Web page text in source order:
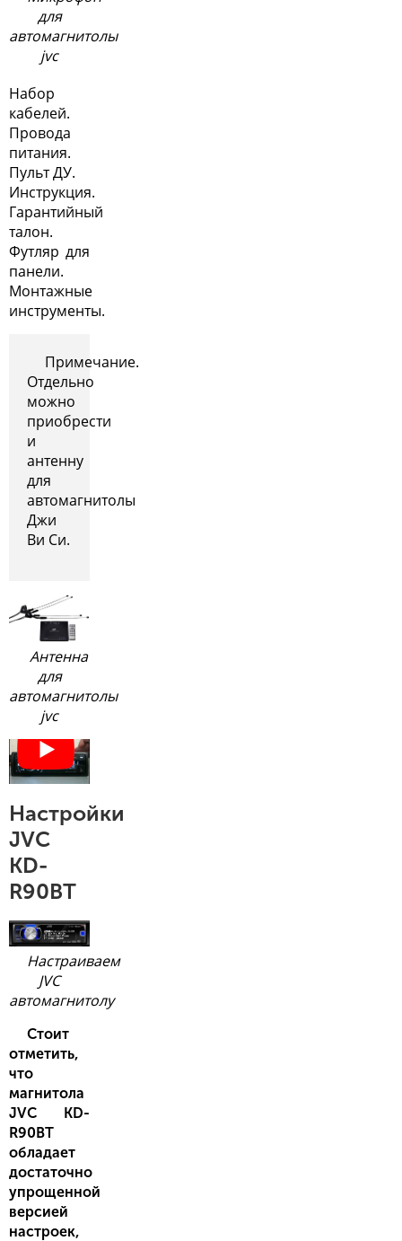
для
автомагнитолы
jvc
Набор
кабелей.
Провода
питания.
Пульт ДУ.
Инструкция.
Гарантийный
талон.
Футляр для
панели.
Монтажные
инструменты.
Примечание.
Отдельно
можно
приобрести
и
антенну
для
автомагнитолы
Джи
Ви Си.
Антенна
для
автомагнитолы
jvc
Настройки
JVC
KD-
R90BT
Настраиваем
JVC
автомагнитолу
Стоит
отметить,
что
магнитола
JVC KD-
R90BT
обладает
достаточно
упрощенной
версией
настроек,